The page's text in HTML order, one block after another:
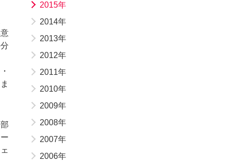
2015年
2014年
2013年
2012年
2011年
2010年
2009年
2008年
2007年
2006年